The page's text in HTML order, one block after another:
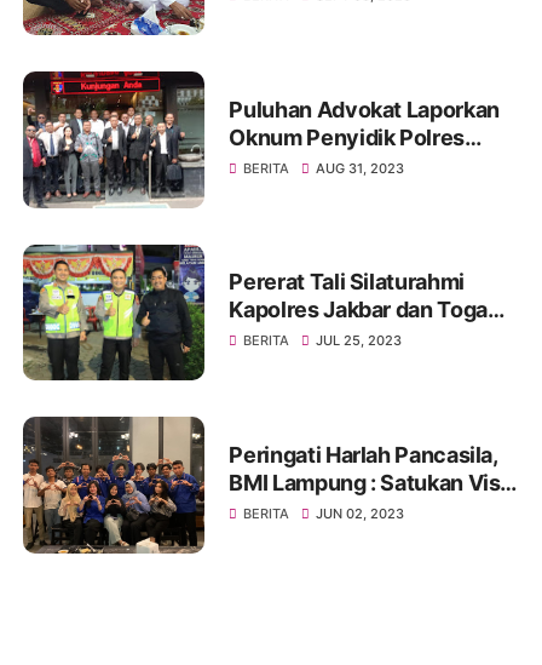
Puluhan Advokat Laporkan
Oknum Penyidik Polres
JAKSEL Ke Propam Mabes
BERITA AUG 31, 2023
Pererat Tali Silaturahmi
Kapolres Jakbar dan Toga
Serta Tomas, Ini Kata Tokoh
BERITA JUL 25, 2023
Peringati Harlah Pancasila,
BMI Lampung : Satukan Visi,
Merajut Persatuan
BERITA JUN 02, 2023